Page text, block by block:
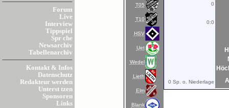
Forum
Live
Interview
Tippspiel
Spr che
Newsarchiv
Tabellenarchiv
Kontakt & Infos
Datenschutz
Redakteur werden
Unterst tzen
Sponsoren
Links
T05
T10
HSV
Uet
Wedel
Lieth
Elm
Blank
0
0:0
0 Sp. o. Niederlage